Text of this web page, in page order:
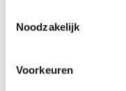
Noodzakelijk
Voorkeuren
nadrukkelijk
programma van